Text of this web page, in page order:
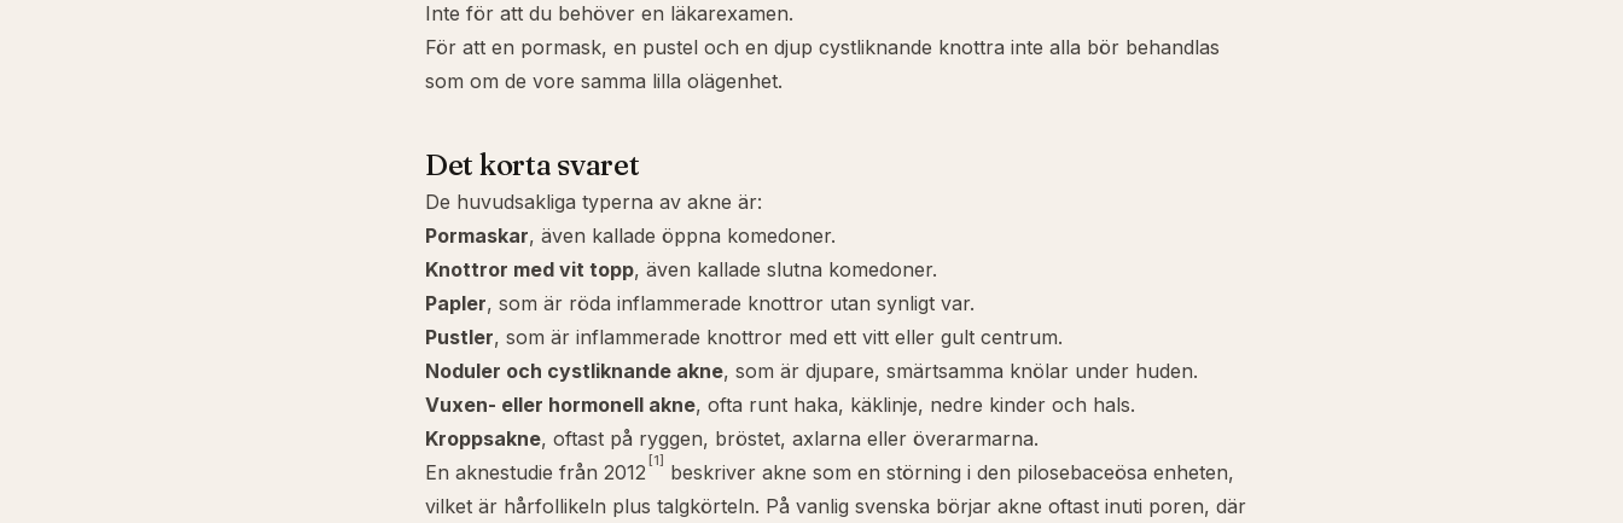
Inte för att du behöver en läkarexamen.
För att en pormask, en pustel och en djup cystliknande knottra inte alla bör behandlas
som om de vore samma lilla olägenhet.
Det korta svaret
De huvudsakliga typerna av akne är:
Pormaskar, även kallade öppna komedoner.
Knottror med vit topp, även kallade slutna komedoner.
Papler, som är röda inflammerade knottror utan synligt var.
Pustler, som är inflammerade knottror med ett vitt eller gult centrum.
Noduler och cystliknande akne, som är djupare, smärtsamma knölar under huden.
Vuxen- eller hormonell akne, ofta runt haka, käklinje, nedre kinder och hals.
Kroppsakne, oftast på ryggen, bröstet, axlarna eller överarmarna.
En aknestudie från 2012 [1] beskriver akne som en störning i den pilosebaceösa enheten,
vilket är hårfollikeln plus talgkörteln. På vanlig svenska börjar akne oftast inuti poren, där